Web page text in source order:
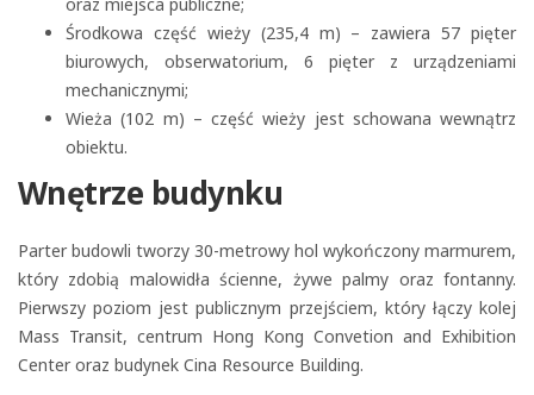
Środkowa część wieży (235,4 m) – zawiera 57 pięter
biurowych, obserwatorium, 6 pięter z urządzeniami
mechanicznymi;
Wieża (102 m) – część wieży jest schowana wewnątrz
obiektu.
Wnętrze budynku
Parter budowli tworzy 30-metrowy hol wykończony marmurem,
który zdobią malowidła ścienne, żywe palmy oraz fontanny.
Pierwszy poziom jest publicznym przejściem, który łączy kolej
Mass Transit, centrum Hong Kong Convetion and Exhibition
Center oraz budynek Cina Resource Building.